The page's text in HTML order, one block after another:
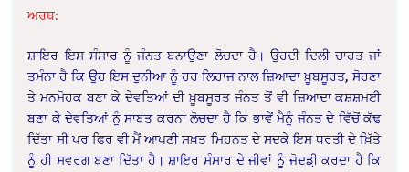
ਅਰਥ:
ਸ਼ਾਇਰ ਇਸ ਸੰਸਾਰ ਨੂੰ ਜੰਨਤ ਬਨਾਉਣਾ ਲੋਚਦਾ ਹੈ। ਉਹਦੀ ਦਿਲੀ ਚਾਹਤ ਜਾਂ
ਤਮੰਨਾ ਹੈ ਕਿ ਉਹ ਇਸ ਦੁਨੀਆ ਨੂੰ ਹਰ ਲਿਹਾਜ ਨਾਲ ਜ਼ਿਆਦਾ ਖ਼ੂਬਸੂਰਤ, ਸੋਹਣਾ
ਤੇ ਮਨਮੋਹਕ ਬਣਾ ਕੇ ਦੇਵਤਿਆਂ ਦੀ ਖ਼ੂਬਸੂਰਤ ਜੰਨਤ ਤੋਂ ਵੀ ਜ਼ਿਆਦਾ ਕਸ਼ਸ਼ਮਈ
ਬਣਾ ਕੇ ਦੇਵਤਿਆਂ ਨੂੰ ਸਾਬਤ ਕਰਨਾ ਲੋਚਦਾ ਹੈ ਕਿ ਭਾਵੇਂ ਮੈਨੂੰ ਜੰਨਤ ਦੇ ਵਿੱਚੋਂ ਕੱਢ
ਦਿੱਤਾ ਸੀ ਪਰ ਫਿਰ ਵੀ ਮੈਂ ਆਪਣੀ ਸਖ਼ਤ ਮਿਹਨਤ ਦੇ ਸਦਕੇ ਇਸ ਧਰਤੀ ਦੇ ਖ਼ਿੱਤੇ
ਨੂੰ ਹੀ ਸਵਰਗ ਬਣਾ ਦਿੱਤਾ ਹੈ। ਸ਼ਾਇਰ ਸੰਸਾਰ ਦੇ ਜੀਵਾਂ ਨੂੰ ਜੋਦਡ਼ੀ ਕਰਦਾ ਹੈ ਕਿ